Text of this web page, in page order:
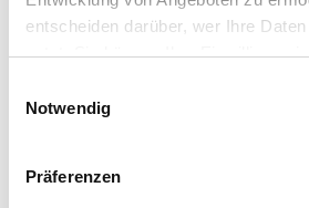
entscheiden darüber, wer Ihre
nutzt. Sie können Ihre Einwilligung
Trigger Symbol ändern oder
Informationen über Ihre
Notwendig
Präferenzen